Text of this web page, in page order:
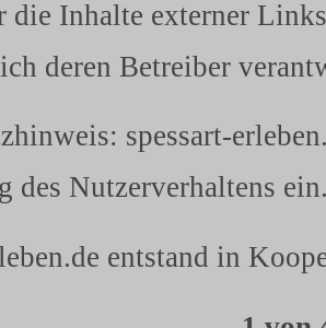
die Inhalte externer
deren Betreiber
spessart-
des Nutzerverhaltens
entstand in